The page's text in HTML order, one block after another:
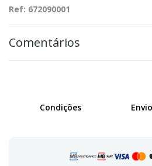
Ref: 672090001
Comentários
Condições